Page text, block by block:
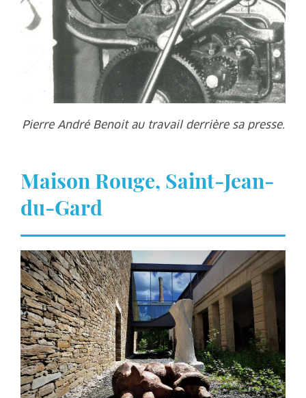
Pierre André Benoit au travail derrière sa presse.
Maison Rouge, Saint-Jean-
du-Gard